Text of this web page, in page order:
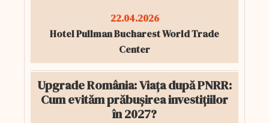
22.04.2026
Hotel Pullman Bucharest World Trade
Center
Upgrade România: Viața după PNRR:
Cum evităm prăbușirea investițiilor
în 2027?